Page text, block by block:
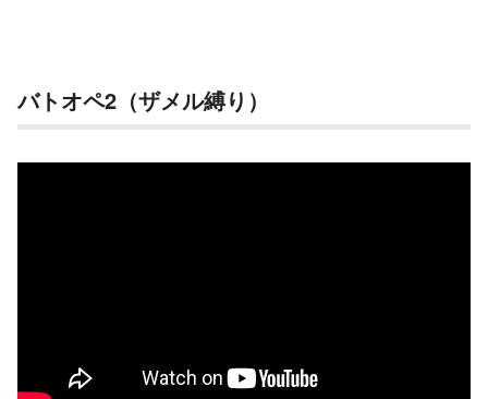
バトオペ2（ザメル縛り）